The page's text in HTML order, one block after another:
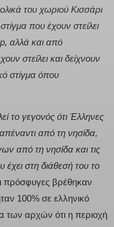
του χωριού Κισσάρι
που έχουν στείλει
αλλά και από
στείλει και δείχνουν
στίγμα όπου
το γεγονός ότι Έλληνες
από τη νησίδα,
από τη νησίδα και τις
στη διάθεσή του το
πρόσφυγες βρέθηκαν
100% σε ελληνικό
των αρχών ότι η περιοχή